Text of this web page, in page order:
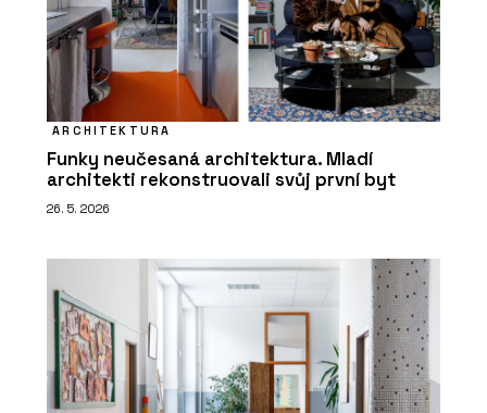
ARCHITEKTURA
Funky neučesaná architektura. Mladí
architekti rekonstruovali svůj první byt
26. 5. 2026